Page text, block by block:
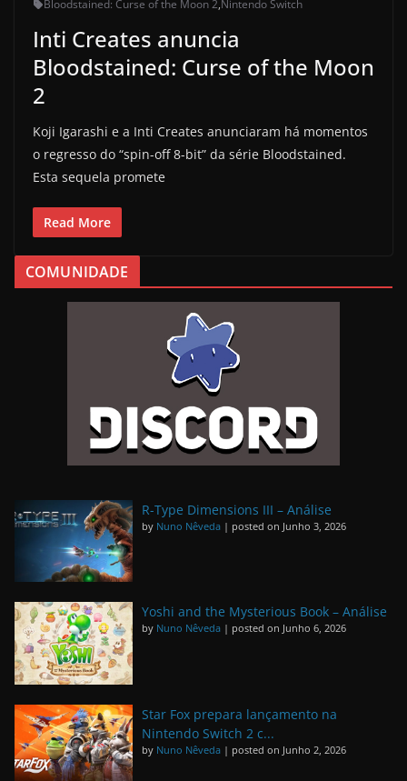
Bloodstained: Curse of the Moon 2,Nintendo Switch
Inti Creates anuncia
Bloodstained: Curse of the Moon
2
Koji Igarashi e a Inti Creates anunciaram há momentos
o regresso do “spin-off 8-bit” da série Bloodstained.
Esta sequela promete
Read More
COMUNIDADE
R-Type Dimensions III – Análise
by Nuno Nêveda | posted on Junho 3, 2026
Yoshi and the Mysterious Book – Análise
by Nuno Nêveda | posted on Junho 6, 2026
Star Fox prepara lançamento na
Nintendo Switch 2 c...
by Nuno Nêveda | posted on Junho 2, 2026